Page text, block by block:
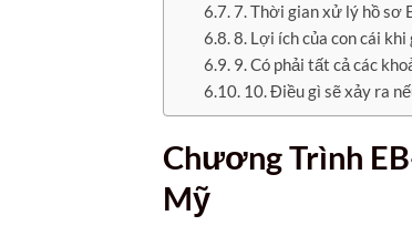
7. Thời gian xử lý hồ sơ
8. Lợi ích của con cái
9. Có phải tất cả các
10. Điều gì sẽ xảy ra
Chương Trình
Mỹ